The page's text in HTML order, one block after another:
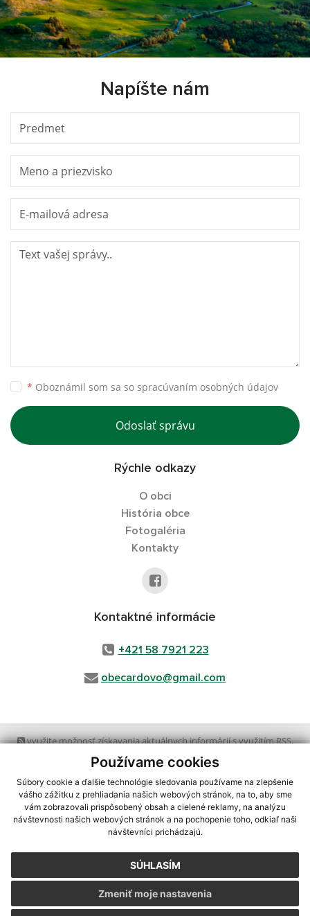
Používame cookies
Súbory cookie a ďalšie technológie sledovania používame na zlepšenie
vášho zážitku z prehliadania našich webových stránok, na to, aby sme
vám zobrazovali prispôsobený obsah a cielené reklamy, na analýzu
návštevnosti našich webových stránok a na pochopenie toho, odkiaľ naši
návštevníci prichádzajú.
SÚHLASÍM
Zmeniť moje nastavenia
Napíšte nám
* Oboznámil som sa so spracúvaním osobných údajov
Odoslať správu
Rýchle odkazy
O obci
História obce
Fotogaléria
Kontakty
Kontaktné informácie
+421 58 7921 223
obecardovo@gmail.com
využite možnosť získavania aktuálnych informácií s využitím RSS,
CMS systém (redakčný) systém ECHELON 2, Mapa stránok
webex.digital, s.r.o.,domény,registrácia domény
spoločnosť webex.digital, s.r.o.,technický prevádzkovateľ
Posledná aktualizácia:03.08.2026
Vytlačiť stránku|Vyhlásenie o prístupnosti
webdesign